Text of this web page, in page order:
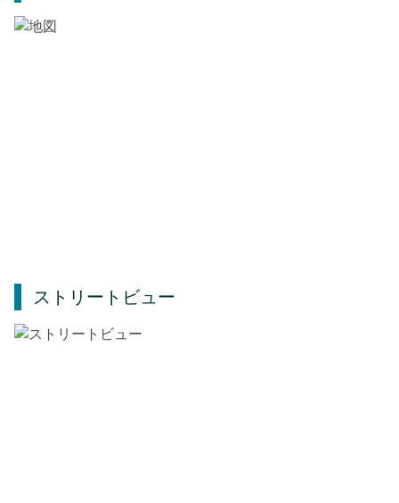
ストリートビュー